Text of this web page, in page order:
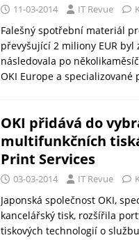
11-03-2014 IT Revue
Falešný spotřební materiál
převyšující 2 miliony EUR
následovala po
OKI Europe a
OKI přidává do
multifunkčních
Print Services
03-03-2014 IT Revue
Japonská společnost OKI,
kancelářský tisk, rozšířila
tiskových technologií o